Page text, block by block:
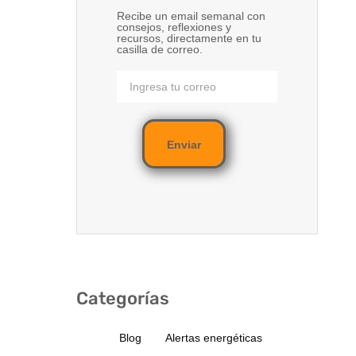
Recibe un email semanal con
consejos, reflexiones y
recursos, directamente en tu
casilla de correo.
Enviar
Categorías
Blog Alertas energéticas